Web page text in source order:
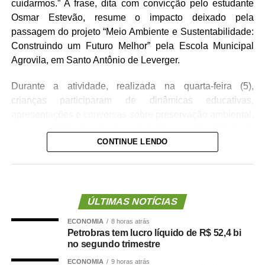
cuidarmos.” A frase, dita com convicção pelo estudante
Osmar Estevão, resume o impacto deixado pela
passagem do projeto “Meio Ambiente e Sustentabilidade:
Construindo um Futuro Melhor” pela Escola Municipal
Agrovila, em Santo Antônio de Leverger.
Durante a atividade, realizada na quarta-feira (5),
crianças participaram de dinâmicas educativas,
atitudes simples no dia a dia. E foi justamente entre os
Empolgado, Osmar compartilhou as lições que levou para
casa. Falou sobre reciclagem, economia de água e
cuidado com a natureza. “Se você deixar a água muito
ligada, tomar banho demorando, gasta água. Imagina se
CONTINUE LENDO
ÚLTIMAS NOTÍCIAS
ECONOMIA 8 horas atrás
Petrobras tem lucro líquido de R$ 52,4 bi
no segundo trimestre
ECONOMIA 9 horas atrás